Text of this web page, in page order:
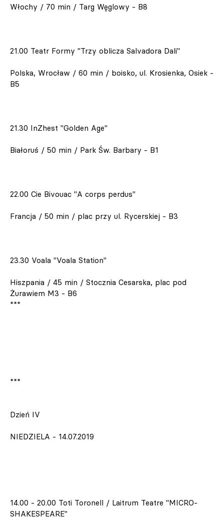
Włochy / 70 min / Targ Węglowy - B8
21.00 Teatr Formy "Trzy oblicza Salvadora Dali"
Polska, Wrocław / 60 min / boisko, ul. Krosienka, Osiek -
B5
21.30 InZhest "Golden Age"
Białoruś / 50 min / Park Św. Barbary - B1
22.00 Cie Bivouac "A corps perdus"
Francja / 50 min / plac przy ul. Rycerskiej - B3
23.30 Voala "Voala Station"
Hiszpania / 45 min / Stocznia Cesarska, plac pod
Żurawiem M3 - B6
***
***
Dzień IV
NIEDZIELA - 14.07.2019
14.00 - 20.00 Toti Toronell / Laitrum Teatre "MICRO-
SHAKESPEARE"